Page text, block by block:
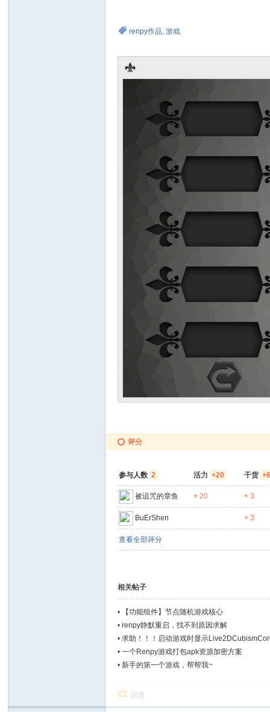
renpy作品,游戏
评分
参与人数 2 活力 +20 干货
被诅咒的章鱼 + 20 + 3
BuErShen + 3
查看全部评分
相关帖子
•
【功能组件】节点随机游戏核心
•renpy静默重启，找不到原因求解
•求助！！！启动游戏时显示
•一个Renpy游戏打包apk资源加密方案
•新手的第一个游戏，帮帮我~
回复